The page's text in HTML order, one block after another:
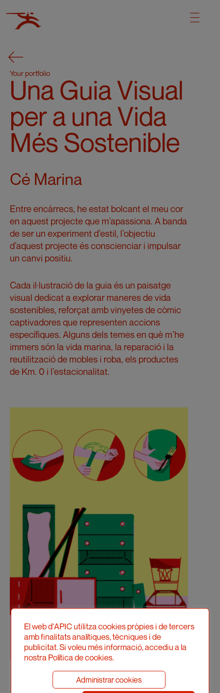
Your portfolio
Una Guia Visual
per a una Vida
Més Sostenible
Cé Marina
Entre encàrrecs, he estat bolcant el meu cor
en aquest projecte que m’apassiona. A banda
de ser un experiment d’estil, l’objectiu
d’aquest projecte és conscienciar i impulsar
un canvi positiu.
Cada il·lustració de la guia és un paisatge
visual dedicat a explorar maneres de vida
sostenibles, reforçat amb vinyetes de còmic
captivadores que representen accions
específiques. Alguns dels temes en què m’he
immers són la vida marina, la reparació i la
reutilització de mobles i roba, els productes
de Km. 0 i l’estacionalitat.
El web d'APIC utilitza cookies pròpies i de tercers
amb finalitats analítiques, tècniques i de
publicitat. Si voleu més informació, accediu a la
nostra Política de cookies.
Administrar cookies